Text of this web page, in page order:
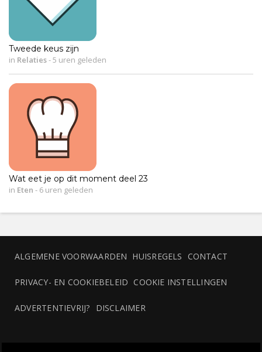
Tweede keus zijn
in Relaties-5 uren geleden
Wat eet je op dit moment deel 23
in Eten - 6 uren geleden
ALGEMENE VOORWAARDEN HUISREGELS CONTACT
PRIVACY- EN COOKIEBELEID COOKIE INSTELLINGEN
ADVERTENTIEVRIJ? DISCLAIMER